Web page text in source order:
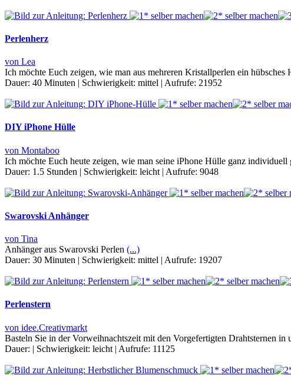
Perlenherz
von Lea
Ich möchte Euch zeigen, wie man aus mehreren Kristallperlen ein
Dauer: 40 Minuten | Schwierigkeit: mittel | Aufrufe: 21952
DIY iPhone Hülle
von Montaboo
Ich möchte Euch heute zeigen, wie man seine iPhone Hülle ganz
Dauer: 1.5 Stunden | Schwierigkeit: leicht | Aufrufe: 9048
Swarovski Anhänger
von Tina
Anhänger aus Swarovski Perlen (...)
Dauer: 30 Minuten | Schwierigkeit: mittel | Aufrufe: 19207
Perlenstern
von idee.Creativmarkt
Basteln Sie in der Vorweihnachtszeit mit den Vorgefertigten Drahtsternen
Dauer: | Schwierigkeit: leicht | Aufrufe: 11125